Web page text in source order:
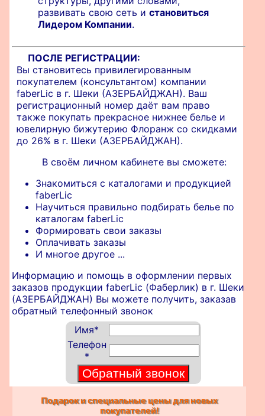
развивать свою сеть и становиться
Лидером Компании.
ПОСЛЕ РЕГИСТРАЦИИ:
Вы становитесь привилегированным
покупателем (консультантом) компании
faberLic в г. Шеки (АЗЕРБАЙДЖАН). Ваш
регистрационный номер даёт вам право
также покупать прекрасное нижнее белье и
ювелирную бижутерию Флоранж со скидками
до 26% в г. Шеки (АЗЕРБАЙДЖАН).
В своём личном кабинете вы сможете:
Знакомиться с каталогами и продукцией
faberLic
Научиться правильно подбирать белье по
каталогам faberLic
Формировать свои заказы
Оплачивать заказы
И многое другое ...
Информацию и помощь в оформлении первых
заказов продукции faberLic (Фаберлик) в г. Шеки
(АЗЕРБАЙДЖАН) Вы можете получить, заказав
обратный телефонный звонок
Имя*
Телефон
*
Подарок и специальные цены для новых
покупателей!